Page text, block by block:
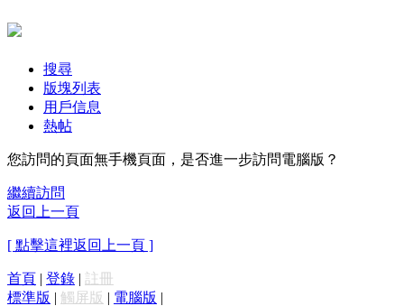
搜尋
版塊列表
用戶信息
熱帖
您訪問的頁面無手機頁面，是否進一步訪問電腦版？
繼續訪問
返回上一頁
[ 點擊這裡返回上一頁 ]
首頁 | 登錄 | 註冊
標準版 | 觸屏版 | 電腦版 |